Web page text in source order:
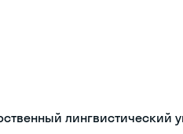
лингвистический